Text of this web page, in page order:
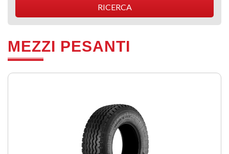
MEZZI PESANTI